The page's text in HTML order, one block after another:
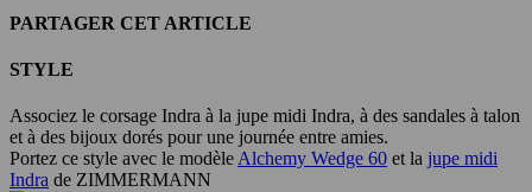
PARTAGER CET ARTICLE
STYLE
Associez le corsage Indra à la jupe midi Indra, à des sandales à talon
et à des bijoux dorés pour une journée entre amies.
Portez ce style avec le modèleAlchemy Wedge 60 et la jupe midi
Indra de ZIMMERMANN